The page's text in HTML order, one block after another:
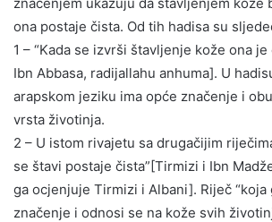
ona postaje čista. Od tih hadisa su
1 – “Kada se izvrši štavljenje kože ona
Ibn Abbasa, radijallahu anhuma]. U
arapskom jeziku ima opće značenje i
vrsta životinja.
2 – U istom rivajetu sa drugačijim
se štavi postaje čista”[Tirmizi i Ibn
ga ocjenjuje Tirmizi i Albani]. Riječ “koja
značenje i odnosi se na kože svih